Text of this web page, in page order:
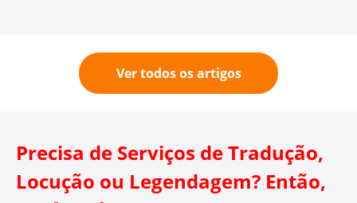
Ver todos os artigos
Precisa de Serviços de Tradução,
Locução ou Legendagem? Então,